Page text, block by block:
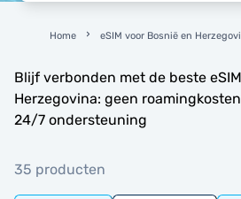
Home eSIM voor Bosnië en
Blijf verbonden met de beste
Herzegovina: geen
24/7 ondersteuning
35 producten